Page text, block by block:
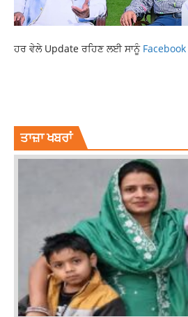
ਹਰ ਵੇਲੇ Update ਰਹਿਣ ਲਈ ਸਾਨੂੰ Facebook
ਤਾਜ਼ਾ ਖਬਰਾਂ